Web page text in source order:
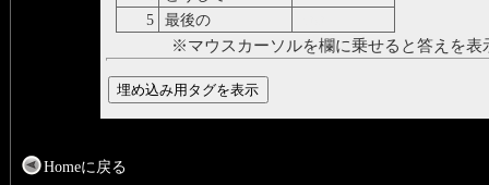
5
最後の
※マウスカーソルを欄に乗せると答えを表
Homeに戻る